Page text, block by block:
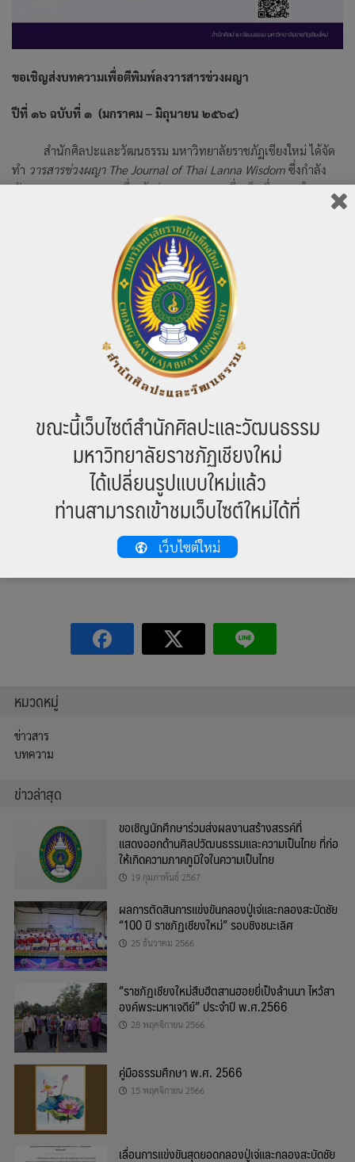
ขอเชิญส่งบทความเพื่อตีพิมพ์ลงวารสารข่วงผญา
ปีที่ ๑๖ ฉบับที่ ๑ (มกราคม – มิถุนายน ๒๕๖๔)
สำนักศิลปะและวัฒนธรรม มหาวิทยาลัยราชภัฏเชียงใหม่ ได้จัด
ทำ วารสารข่วงผญา The Journal of Thai Lanna Wisdom ซึ่งกำลัง
พัฒนาคุณภาพวารสารเพื่อเข้าสู่ฐาน TCI และเพื่อเป็นสื่อกลางในการ
เผยแพร่ผลงานทางวิชาการและการวิจัยในการส่งเสริมความเป็นเลิศให้
กับนักศึกษา คณาจารย์ และนักวิชาการ ตลอดจนผู้สนใจทั่วไป ตลอด
จนการเป็นแหล่งเรียนรู้และแลกเปลี่ยนองค์ความรู้จากผู้นิพนธ์ทุก
หน่วยงานทั้งภายในและภายนอกมหาวิทยาลัยโดยมีกำหนดจัดพิมพ์
จึงขอเชิญชวนคณาจารย์ และนักศึกษา ตลอดจนนักวิชาการ
ร่วมส่งบทความเพื่อลงตีพิมพ์ในวารสารข่วงผญา ปีที่ ๑๖ ฉบับที่ ๑
(มกราคม – มิถุนายน) ตั้งแต่บัดนี้ จนถึงวันที่ ๓๑ มกราคม ๒๕๖๔
สามารถดูรายละเอียด พร้อมดาวน์โหลดเอกสาร และสมัครเป็น
สมาชิก พร้อมส่งบทความผ่านระบบออนไลน์ได้ทาง
https://so06.tci-thaijo.org/index.php/khuangpaya
โดยไม่เสียค่าใช้จ่ายในการตีพิมพ์ สอบถามข้อมูลเพิ่มเติมได้ที่ กอง
บรรณาธิการวารสารข่วงผญา โทรศัพท์ ๐๕๓ – ๘๘๕๘๙๑ และ ๐๕๓ –
หมวดหมู่
ข่าวสาร
บทความ
ข่าวล่าสุด
ขอเชิญนักศึกษาร่วมส่งผลงานสร้างสรรค์ที่
แสดงออกด้านศิลปวัฒนธรรมและความเป็นไทย ที่ก่อ
ให้เกิดความภาคภูมิใจในความเป็นไทย
19 กุมภาพันธ์ 2567
ผลการตัดสินการแข่งขันกลองปู่เจ่และกลองสะบัดชัย
“100 ปี ราชภัฏเชียงใหม่” รอบชิงชนะเลิศ
25 ธันวาคม 2566
“ราชภัฏเชียงใหม่สืบฮีตสานฮอยยี่เป็งล้านนา ไหว้สา
องค์พระมหาเจดีย์” ประจำปี พ.ศ.2566
28 พฤศจิกายน 2566
คู่มือธรรมศึกษา พ.ศ. 2566
15 พฤศจิกายน 2566
เลื่อนการแข่งขันสุดยอดกลองปู่เจ่และกลองสะบัดชัย
ขณะนี้เว็บไซต์สำนักศิลปะและวัฒนธรรม
มหาวิทยาลัยราชภัฏเชียงใหม่
ได้เปลี่ยนรูปแบบใหม่แล้ว
ท่านสามารถเข้าชมเว็บไซต์ใหม่ได้ที่
เว็บไซต์ใหม่